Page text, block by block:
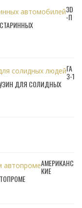
3D
-П
ГА
З-1
ДЛЯ СОЛИДНЫХ
АМЕРИКАНС
КИЕ